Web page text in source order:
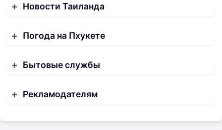
Новости Таиланда
Погода на Пхукете
Бытовые службы
Рекламодателям